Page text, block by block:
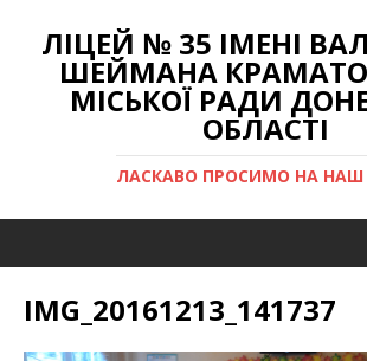
ЛІЦЕЙ № 35 ІМЕНІ
ШЕЙМАНА
МІСЬКОЇ РАДИ
ОБЛАСТІ
ЛАСКАВО ПРОСИМО НА НАШ
IMG_20161213_141737